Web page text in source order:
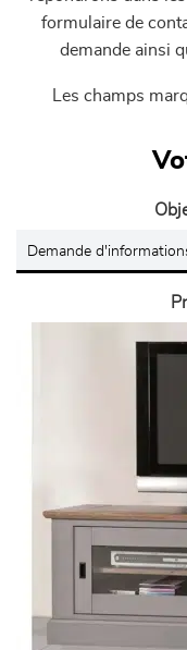
formulaire de
demande ainsi
Les champs